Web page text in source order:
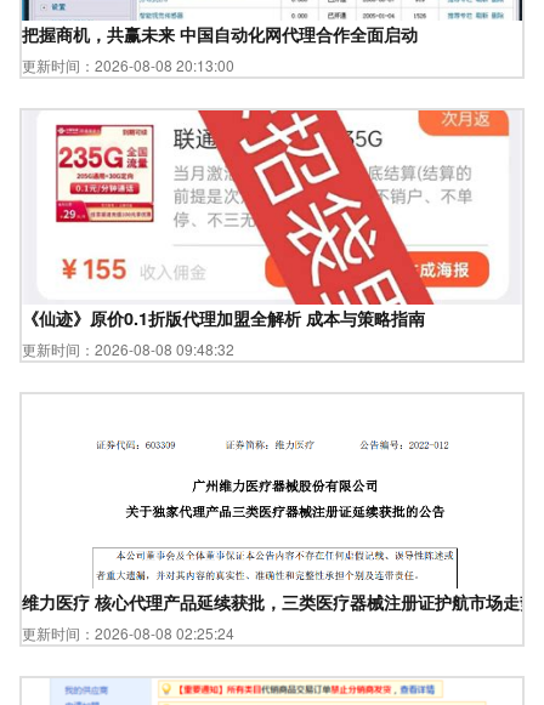
把握商机，共赢未来 中国自动化网代理合作全面启动
更新时间：2026-08-08 20:13:00
《仙迹》原价0.1折版代理加盟全解析 成本与策略指南
更新时间：2026-08-08 09:48:32
维力医疗 核心代理产品延续获批，三类医疗器械注册证护航市场走势
更新时间：2026-08-08 02:25:24